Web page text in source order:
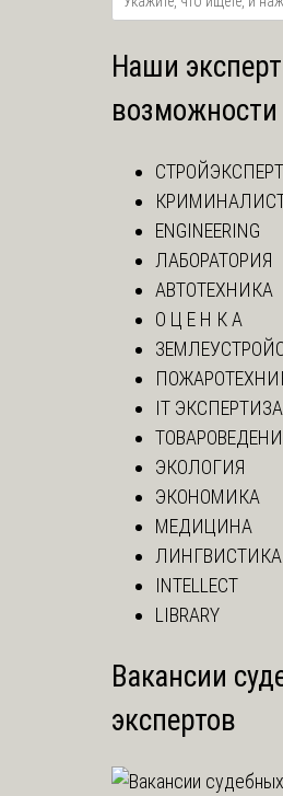
Наши
возможности
ENGINEERING
ЛАБОРАТОРИЯ
АВТОТЕХНИКА
О Ц Е Н К А
IT ЭКСПЕРТИЗА
ЭКОЛОГИЯ
ЭКОНОМИКА
МЕДИЦИНА
ЛИНГВИСТИКА
INTELLECT
LIBRARY
Вакансии
экспертов